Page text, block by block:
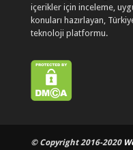
içerikler için inceleme,
konuları hazırlayan,
teknoloji platformu.
© Copyright 2016-2020